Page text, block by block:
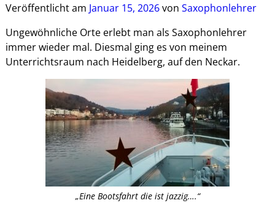
Veröffentlicht am Januar 15, 2026von Saxophonlehrer
Ungewöhnliche Orte erlebt man als Saxophonlehrer
immer wieder mal. Diesmal ging es von meinem
Unterrichtsraum nach Heidelberg, auf den Neckar.
„Eine Bootsfahrt die ist jazzig….“